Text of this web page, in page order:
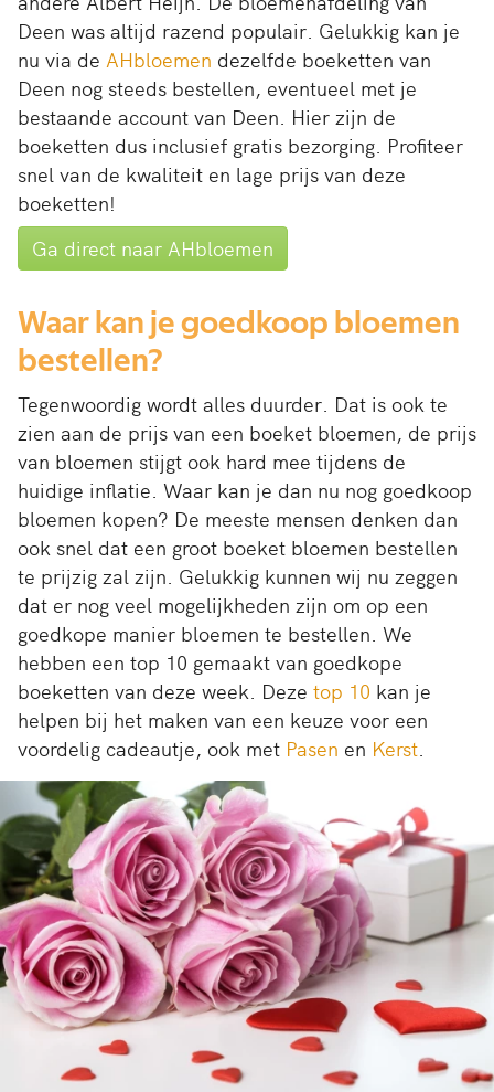
Deen was altijd razend populair. Gelukkig kan je
nu via de AHbloemen dezelfde boeketten van
Deen nog steeds bestellen, eventueel met je
bestaande account van Deen. Hier zijn de
boeketten dus inclusief gratis bezorging. Profiteer
snel van de kwaliteit en lage prijs van deze
boeketten!
Ga direct naar AHbloemen
Waar kan je goedkoop bloemen
bestellen?
Tegenwoordig wordt alles duurder. Dat is ook te
zien aan de prijs van een boeket bloemen, de prijs
van bloemen stijgt ook hard mee tijdens de
huidige inflatie. Waar kan je dan nu nog goedkoop
bloemen kopen? De meeste mensen denken dan
ook snel dat een groot boeket bloemen bestellen
te prijzig zal zijn. Gelukkig kunnen wij nu zeggen
dat er nog veel mogelijkheden zijn om op een
goedkope manier bloemen te bestellen. We
hebben een top 10 gemaakt van goedkope
boeketten van deze week. Deze top 10 kan je
helpen bij het maken van een keuze voor een
voordelig cadeautje, ook met Pasen en Kerst.